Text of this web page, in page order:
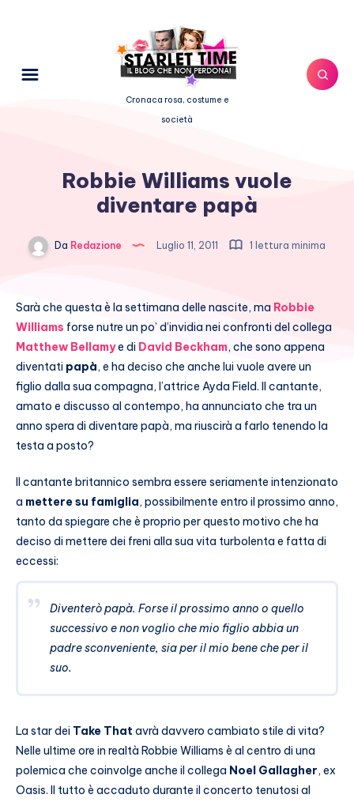
Cronaca rosa, costume e
società
Robbie Williams vuole
diventare papà
Da Redazione Luglio 11, 2011 1 lettura minima
Sarà che questa è la settimana delle nascite, ma Robbie
Williams forse nutre un po’ d’invidia nei confronti del collega
Matthew Bellamye di David Beckham, che sono appena
diventati papà, e ha deciso che anche lui vuole avere un
figlio dalla sua compagna, l’attrice Ayda Field. Il cantante,
amato e discusso al contempo, ha annunciato che tra un
anno spera di diventare papà, ma riuscirà a farlo tenendo la
testa a posto?
Il cantante britannico sembra essere seriamente intenzionato
a mettere su famiglia, possibilmente entro il prossimo anno,
tanto da spiegare che è proprio per questo motivo che ha
deciso di mettere dei freni alla sua vita turbolenta e fatta di
eccessi:
Diventerò papà. Forse il prossimo anno o quello
successivo e non voglio che mio figlio abbia un
padre sconveniente, sia per il mio bene che per il
suo.
La star dei Take That avrà davvero cambiato stile di vita?
Nelle ultime ore in realtà Robbie Williams è al centro di una
polemica che coinvolge anche il collega Noel Gallagher, ex
Oasis. Il tutto è accaduto durante il concerto tenutosi al